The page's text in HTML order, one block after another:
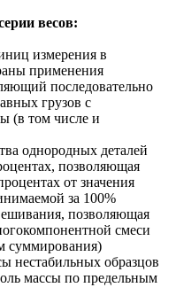
весов:
измерения в
применения
последовательно
грузов с
(в том числе и
однородных деталей
позволяющая
от значения
за 100%
позволяющая
смеси
суммирования)
нестабильных образцов
массы по предельным